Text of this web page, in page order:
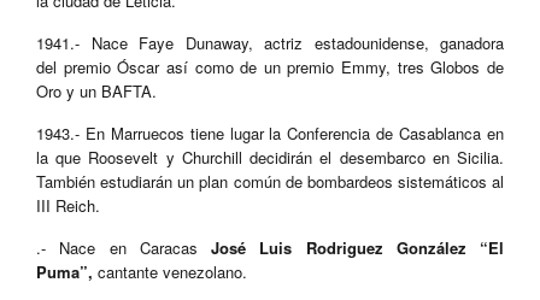
1941.- Nace Faye Dunaway, actriz estadounidense, ganadora
del premio Óscar así como de un premio Emmy, tres Globos de
Oro y un BAFTA.
1943.- En Marruecos tiene lugar la Conferencia de Casablanca en
la que Roosevelt y Churchill decidirán el desembarco en Sicilia.
También estudiarán un plan común de bombardeos sistemáticos al
III Reich.
.- Nace en Caracas José Luis Rodriguez González “El
Puma”, cantante venezolano.